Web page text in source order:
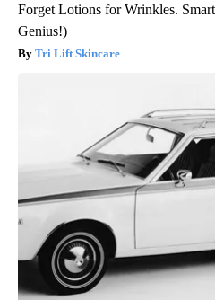
Forget Lotions for Wrinkles.
Genius!)
Tri Lift Skincare